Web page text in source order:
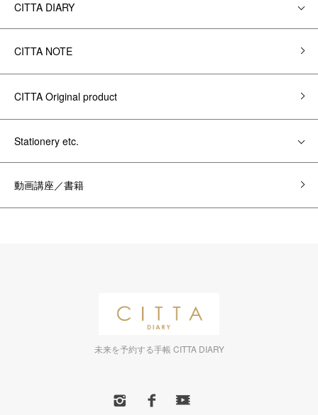
CITTA DIARY
CITTA NOTE
CITTA Original product
Stationery etc.
動画講座／書籍
未来を予約する手帳 CITTA DIARY